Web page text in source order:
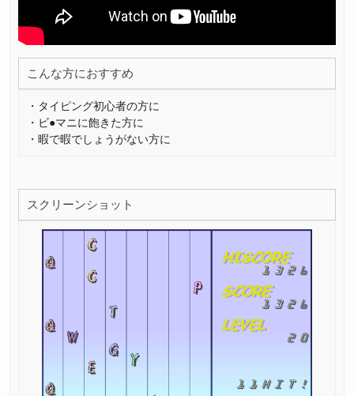
こんな方におすすめ
・タイピング初心者の方に
・ビ●マニに飽きた方に
・暇で暇でしょうがない方に
スクリーンショット